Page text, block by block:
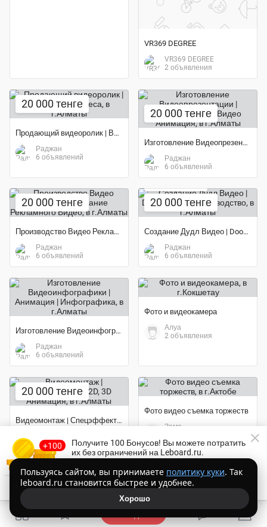
Получите 100 Бонусов! Вы можете потратить
их без ограничений на Leboard.ru.
Торопитесь!
Получить Бонусы бесплатно
VR369 DEGREE
VR369 DEGREE
2 объявления
20 000 тенге
Продающий видеоролик | Видео для бизнеса
Раджан
6 объявлений
20 000 тенге
Изготовление Видеопрезентации | Корпоративное Видео Анимация
Раджан
6 объявлений
20 000 тенге
Производство Видео Рекламы | Создание Рекламного Видео
Раджан
6 объявлений
20 000 тенге
Создание Дудл Видео | Doodle Video Производство
Раджан
6 объявлений
Изготовление Видеоинфографики | Анимация | Инфографика
Раджан
6 объявлений
Фото и видеокамера
Алуа
2 объявления
20 000 тенге
Видеомонтаж | Спецэффекты | 2D, 3D Анимация
6 объявлений
Фото видео съемка торжеств
Зама
ВИДЕО-РОЛИК! качественный видеомонтаж и многое другое!
Пользуясь сайтом, вы принимаете политику куки. Так
leboard.ru становится быстрее и удобнее.
Хорошо